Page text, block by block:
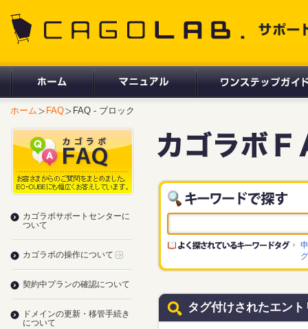
ホーム FAQ FAQ - ブロック
タグ付けされたエント
カゴラボサポートセンターに
ついて
カゴラボの操作について
契約中プランの確認について
ドメインの更新・移管手続き
について